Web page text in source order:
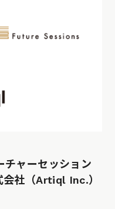
チャーセッション
会社（Artiql Inc.）